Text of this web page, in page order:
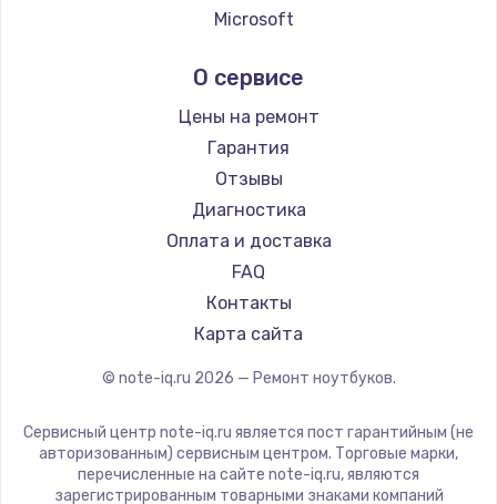
Ремонт ноутбуков Echips
Ремонт ноутбуков Predator
Ремонт ноутбуков iru
Ремонт ноутбуков Machenike
Ремонт ноутбуков DEXP
Ремонт ноутбуков Teclast
Ремонт ноутбуков CHUWI
Ремонт ноутбуков Colorful
Microsoft
Aquarius
Gigabyte
Aorus
Maibenben
Getac
Epson
Philips
LG
Panasonic
ZTE
Hiper
О сервисе
Цены на ремонт
Гарантия
Отзывы
Диагностика
Оплата и доставка
FAQ
Контакты
Карта сайта
© note-iq.ru 2026 — Ремонт ноутбуков.
Сервисный центр note-iq.ru является пост гарантийным (не
авторизованным) сервисным центром. Торговые марки,
перечисленные на сайте note-iq.ru, являются
зарегистрированным товарными знаками компаний